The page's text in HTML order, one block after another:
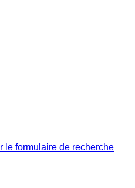
le formulaire de recherche